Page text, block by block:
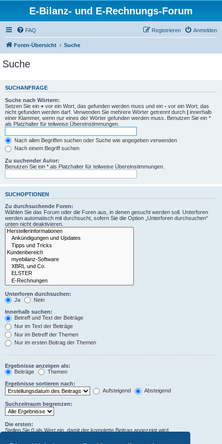
E-Bilanz- und E-Rechnungs-Forum
FAQ Anmelden
Registrieren
Foren-Übersicht Suche
Suche
SUCHANFRAGE
Suche nach Wörtern:
Setzen Sie ein + vor ein Wort, das gefunden werden muss und ein - vor ein Wort, das
nicht gefunden werden darf. Verwenden Sie mehrere Wörter getrennt durch | innerhalb
einer Klammer, wenn nur eines der Wörter gefunden werden muss. Benutzen Sie ein *
als Platzhalter für teilweise Übereinstimmungen.
Nach allen Begriffen suchen oder Suche wie angegeben verwenden
Nach einem Begriff suchen
Zu suchender Autor:
Benutzen Sie ein * als Platzhalter für teilweise Übereinstimmungen.
SUCHOPTIONEN
Zu durchsuchende Foren:
Wählen Sie das Forum oder die Foren aus, in denen gesucht werden soll. Unterforen
werden automatisch mit durchsucht, sofern Sie die Option „Unterforen durchsuchen“
unten nicht deaktivieren.
Unterforen durchsuchen:
Ja
Nein
Innerhalb suchen:
Betreff und Text der Beiträge
Nur im Text der Beiträge
Nur im Betreff der Themen
Nur im ersten Beitrag der Themen
Ergebnisse anzeigen als:
Beiträge
Themen
Ergebnisse sortieren nach:
Aufsteigend
Absteigend
Suchzeitraum begrenzen:
Die ersten:
Stellen Sie 0 als Wert ein, damit der komplette Beitrag angezeigt wird.